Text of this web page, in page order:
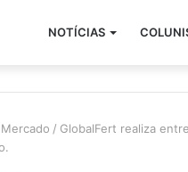
NOTÍCIAS
Mercado / GlobalFert realiza